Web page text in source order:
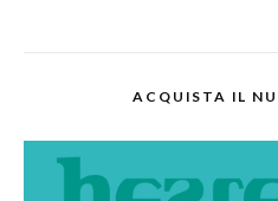
ACQUISTA IL